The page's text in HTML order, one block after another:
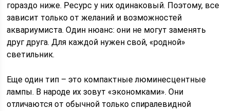
гораздо ниже. Ресурс у них одинаковый. Поэтому, все
зависит только от желаний и возможностей
аквариумиста. Один нюанс: они не могут заменять
друг друга. Для каждой нужен свой, «родной»
светильник.
Еще один тип – это компактные люминесцентные
лампы. В народе их зовут «экономками». Они
отличаются от обычной только спиралевидной